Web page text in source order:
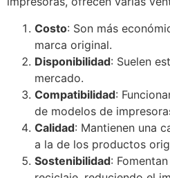
Costo: Son más
marca original.
Disponibilidad: Suelen
mercado.
Compatibilidad:
de modelos de
Calidad: Mantienen una
a la de los productos
Sostenibilidad: